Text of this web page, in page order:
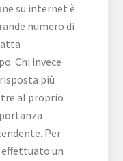
su internet è
numero di
Chi invece
più
al proprio
Per
effettuato un